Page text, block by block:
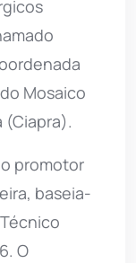
Mosaico
(Ciapra).
promotor
baseia-
O